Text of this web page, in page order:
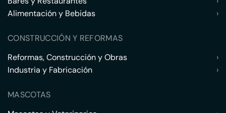
Alimentación y Bebidas
›
CONSTRUCCIÓN Y REFORMAS
Reformas, Construcción y Obras
›
Industria y Fabricación
›
MASCOTAS